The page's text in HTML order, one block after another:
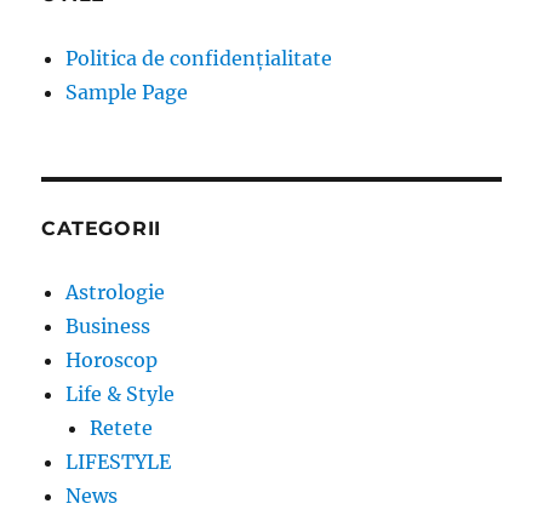
Politica de confidențialitate
Sample Page
CATEGORII
Astrologie
Business
Horoscop
Life & Style
Retete
LIFESTYLE
News